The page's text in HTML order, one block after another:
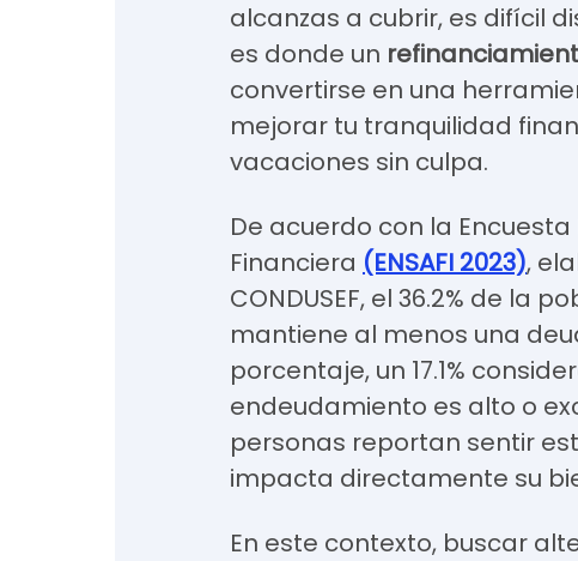
alcanzas a cubrir, es difícil
es donde un
convertirse en una
mejorar tu tranquilidad
vacaciones sin culpa.
De acuerdo con la
Financiera (ENSAFI 2023),
CONDUSEF, el 36.2% de la
mantiene al menos una
porcentaje, un 17.1%
endeudamiento es alto o
personas reportan sentir
impacta directamente su
En este contexto, buscar